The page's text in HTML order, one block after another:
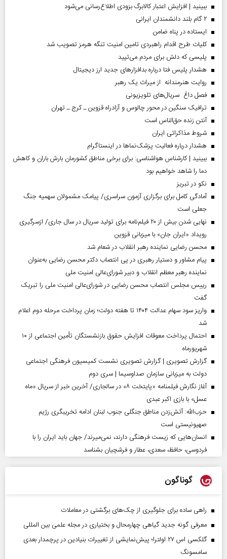
ببینید | افزایش اعتبار کالابرگ بزودی اطلاع‌رسانی می‌شود
۲ گام بلند دانشمندان ایرانی
ایستاده در پناه ضامن
کلیات طرح اقدام راهبردی تامین امنیت تنگه هرمز تصویب شد
پلیسی که دلش برای مردم می‌تپید
هشدار پلیس فتا درباره بدافزار‌های جدید ارز دیجیتال
روایت هنرمندانه از میراث یک رهبر
فصل داغ سریال‌های تلویزیونی
ترافیک سنگین در محور چالوس و آزادراه قزوین ـ کرج ـ تهران
آنتن زنده حق‌الناس است
شروط مذاکراتی ایران
هشدار درباره فعالیت پزشک‌نما‌ها در اینستاگرام
ببینید | کارشناس هواشناسی: برای برخی مناطق کشورمان بارش باران و کاهش
دما را شاهد خواهیم بود
نکو در تبریز
آمادگی کامل برای برگزاری آزمون سراسری/ پیامک مشمولان سهمیه جنگ
جعلی است
نهایی شدن بیش از ۲۰ فیلم‌نامه برای تولید سریال در سال جاری/ ازسرگیری
رویداد «ایران جان» با میزبانی قزوین
محسن رضایی نماینده رهبر انقلاب در شعام شد
پیام مشاور و دستیار رهبری در پی انتصاب دکتر محسن رضایی به‌عنوان
نماینده رهبر معظم انقلاب و دبیر شورای‌عالی امنیت ملی
رییس مجلس انتصاب محسن رضایی در شورای‌عالی امنیت ملی را تبریک
گفت
واریز سود سهام عدالت ۱۴۰۴ تا هفته دولت؛ زمان پرداخت مرحله دوم اعلام
شد
احتمال پرداخت معوقات افزایش حقوق بازنشستگان تأمین اجتماعی از ۱۰
شهریورماه
گزارش تصویری | گزارش تصویری نشست کمیسیون فرهنگی اجتماعی
دولت به میزبانی سازمان صداوسیما | سری دوم
آغاز نگارش فیلمنامه «پایتخت ۸» در سالجاری/ آخرین خبر از سریال «ماه
عسل» با بازی اکبر عبدی
حزب‌الله: آتش‌زدن مناطق جنگلی جنوب لبنان ادامه تخریبگری رژیم
صهیونیستی است
انسان‌هایی که زیست فرهنگی دارند، نمی‌میرند/ جهان باید ایران را با
فردوسی، حافظ، سعدی، عطار و فرشچیان بشناسد
گوناگون
راهی ساده برای جلوگیری از چک‌های برگشتی در معاملات
معرفی گونه جدید گیاهی چهارمحال و بختیاری در مجله علمی بین المللی
گلکسی اس ۲۷ اولترا؛ پیش‌نمایشی از تغییرات بنیادین در پرچمدار بعدی
سامسونگ